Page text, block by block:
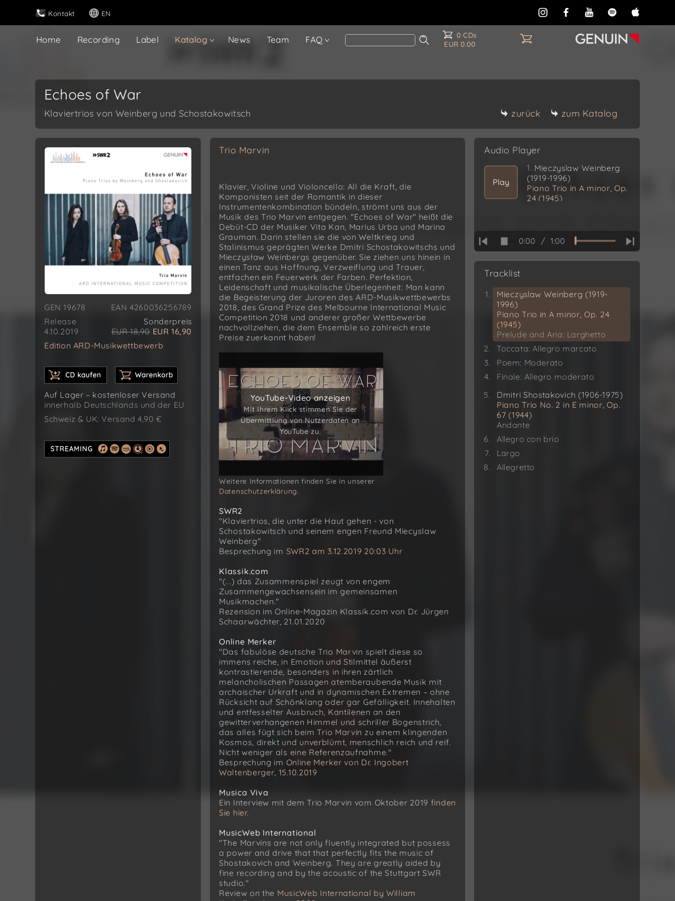
Kontakt EN
Home Recording Label Katalog News Team FAQ
0 CDs
EUR 0.00
Echoes of War
Klaviertrios von Weinberg und Schostakowitsch zurück zum Katalog
GEN 19678
EAN 4260036256789
Release
4.10.2019
Sonderpreis
EUR 18,90 EUR 16,90
Edition ARD-Musikwettbewerb
Auf Lager – kostenloser Versand
innerhalb Deutschlands und der EU
Schweiz & UK: Versand 4,90 €
Trio Marvin
Klavier, Violine und Violoncello: All die Kraft, die
Komponisten seit der Romantik in dieser
Instrumentenkombination bündeln, strömt uns aus der
Musik des Trio Marvin entgegen. "Echoes of War" heißt die
Debüt-CD der Musiker Vita Kan, Marius Urba und Marina
Grauman. Darin stellen sie die von Weltkrieg und
Stalinismus geprägten Werke Dmitri Schostakowitschs und
Mieczysław Weinbergs gegenüber. Sie ziehen uns hinein in
einen Tanz aus Hoffnung, Verzweiflung und Trauer,
entfachen ein Feuerwerk der Farben. Perfektion,
Leidenschaft und musikalische Überlegenheit: Man kann
die Begeisterung der Juroren des ARD-Musikwettbewerbs
2018, des Grand Prize des Melbourne International Music
Competition 2018 und anderer großer Wettbewerbe
nachvollziehen, die dem Ensemble so zahlreich erste
Preise zuerkannt haben!
YouTube-Video anzeigen
Mit Ihrem Klick stimmen Sie der
Übermittlung von Nutzerdaten an
YouTube zu.
YouTube-Video anzeigen
Mit Ihrem Klick stimmen Sie der
Übermittlung von Nutzerdaten an
YouTube zu.
Weitere Informationen finden Sie in unserer
Datenschutzerklärung.
SWR2
"Klaviertrios, die unter die Haut gehen - von
Schostakowitsch und seinem engen Freund Miecyslaw
Weinberg"
Besprechung im SWR2 am 3.12.2019 20:03 Uhr
Klassik.com
"(...) das Zusammenspiel zeugt von engem
Zusammengewachsensein im gemeinsamen
Musikmachen."
Rezension im Online-Magazin Klassik.com von Dr. Jürgen
Schaarwächter, 21.01.2020
Online Merker
"Das fabulöse deutsche Trio Marvin spielt diese so
immens reiche, in Emotion und Stilmittel äußerst
kontrastierende, besonders in ihren zärtlich
melancholischen Passagen atemberaubende Musik mit
archaischer Urkraft und in dynamischen Extremen – ohne
Rücksicht auf Schönklang oder gar Gefälligkeit. Innehalten
und entfesselter Ausbruch, Kantilenen an den
gewitterverhangenen Himmel und schriller Bogenstrich,
das alles fügt sich beim Trio Marvin zu einem klingenden
Kosmos, direkt und unverblümt, menschlich reich und reif.
Nicht weniger als eine Referenzaufnahme."
Besprechung im Online Merker von Dr. Ingobert
Waltenberger, 15.10.2019
Musica Viva
Ein Interview mit dem Trio Marvin vom Oktober 2019 finden
Sie hier.
MusicWeb International
"The Marvins are not only fluently integrated but possess
a power and drive that that perfectly fits the music of
Shostakovich and Weinberg. They are greatly aided by
fine recording and by the acoustic of the Stuttgart SWR
studio."
Review on the MusicWeb International by William
Audio Player
Play
1. Mieczyslaw Weinberg
(1919-1996)
Piano Trio in A minor, Op.
24 (1945)
0:00 / 1:00
Tracklist
Mieczyslaw Weinberg (1919-
1996)
Piano Trio in A minor, Op. 24
(1945)
Prelude and Aria: Larghetto
Toccata: Allegro marcato
Poem: Moderato
Finale: Allegro moderato
Dmitri Shostakovich (1906-1975)
Piano Trio No. 2 in E minor, Op.
67 (1944)
Andante
Allegro con brio
Largo
Allegretto